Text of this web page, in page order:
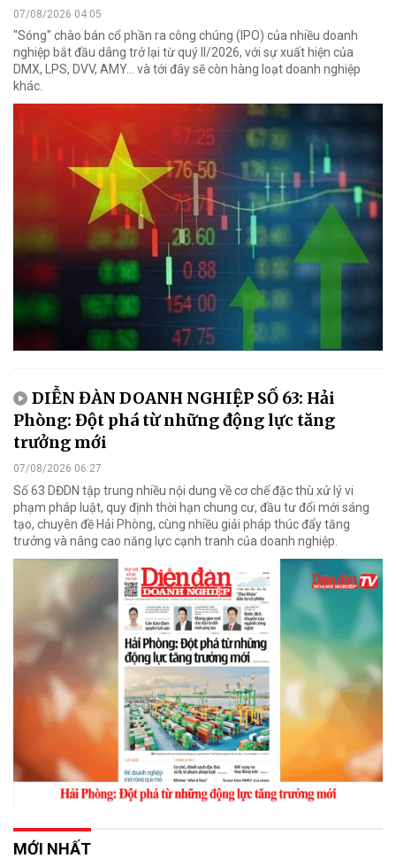
07/08/2026 04:05
"Sóng" chào bán cổ phần ra công chúng (IPO) của nhiều doanh
nghiệp bắt đầu dâng trở lại từ quý II/2026, với sự xuất hiện của
DMX, LPS, DVV, AMY... và tới đây sẽ còn hàng loạt doanh nghiệp
khác.
DIỄN ĐÀN DOANH NGHIỆP SỐ 63: Hải
Phòng: Đột phá từ những động lực tăng
trưởng mới
07/08/2026 06:27
Số 63 DĐDN tập trung nhiều nội dung về cơ chế đặc thù xử lý vi
phạm pháp luật, quy định thời hạn chung cư, đầu tư đổi mới sáng
tạo, chuyên đề Hải Phòng, cùng nhiều giải pháp thúc đẩy tăng
trưởng và nâng cao năng lực cạnh tranh của doanh nghiệp.
MỚI NHẤT